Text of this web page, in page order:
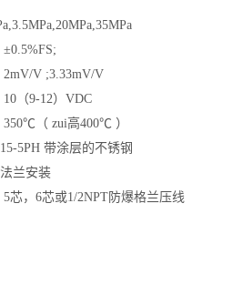
V ;3.33mV/V
（9-12）VDC
350℃（ zui高400℃ ）
5PH 带涂层的不锈钢
兰安装
，6芯或1/2NPT防爆格兰压线